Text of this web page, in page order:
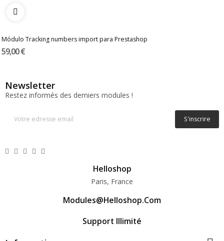
Módulo Tracking numbers import para Prestashop
59,00 €
Newsletter
Restez informés des derniers modules !
S'inscrire
Helloshop
Paris, France
Modules@helloshop.com
Support Illimité